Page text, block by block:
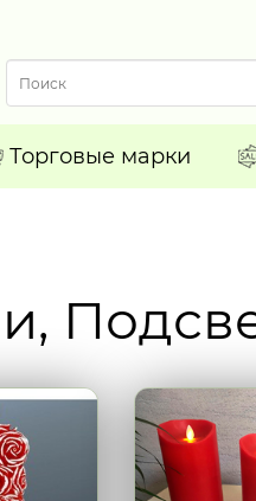
Торговые марки